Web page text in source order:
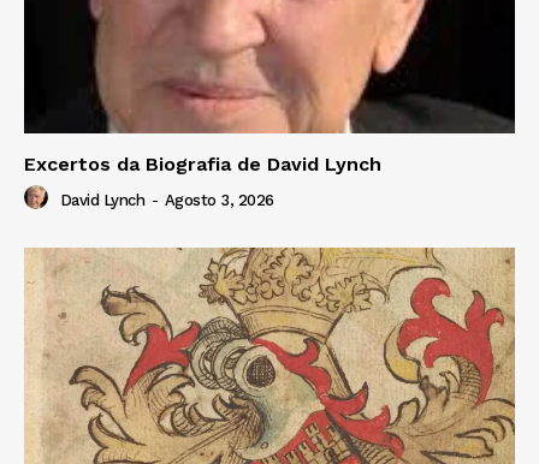
Excertos da Biografia de David Lynch
David Lynch - Agosto 3, 2026